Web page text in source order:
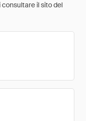
il sito del